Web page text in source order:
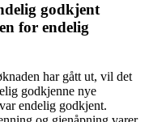
godkjent
for endelig
har gått ut, vil det
godkjenne nye
endelig godkjent.